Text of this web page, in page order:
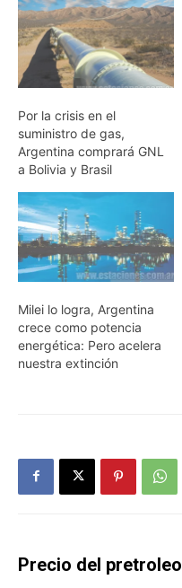
Por la crisis en el
suministro de gas,
Argentina comprará GNL
a Bolivia y Brasil
Milei lo logra, Argentina
crece como potencia
energética: Pero acelera
nuestra extinción
Precio del pretroleo